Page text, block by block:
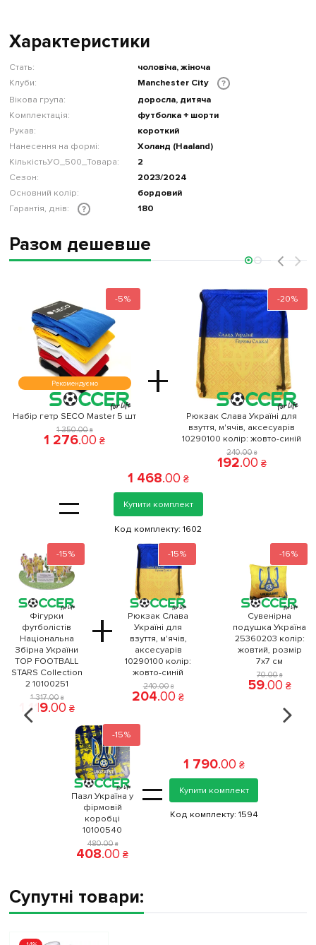
Характеристики
Стать:
чоловіча, жіноча
Клуби:
Manchester City
?
Вікова група:
доросла, дитяча
Комплектація:
футболка + шорти
Рукав:
короткий
Нанесення на формі:
Холанд (Haaland)
КількістьУО_500_Товара:
2
Сезон:
2023/2024
Основний колір:
бордовий
Гарантія, днів:
? 180
Разом дешевше
-5%
Рекомендуємо +
Набір гетр SECO Master 5 шт
1 350.00 ₴
1 276.00 ₴
-20%
Рюкзак Слава Україні для
взуття, м'ячів, аксесуарів
10290100 колiр: жовто-синій
240.00 ₴
192.00 ₴
=
1 468.00 ₴
Купити комплект
Код комплекту:1602
-15%
+
Фігурки
футболістів
Національна
Збірна України
TOP FOOTBALL
STARS Collection
2 10100251
1 317.00 ₴
1 119.00 ₴
-15%
Рюкзак Слава
Україні для
взуття, м'ячів,
аксесуарів
10290100 колiр:
жовто-синій
240.00 ₴
204.00 ₴
-16%
Сувенірна
подушка Україна
25360203 колiр:
жовтий, розмір
7x7 см
70.00 ₴
59.00 ₴
-15%
Пазл Україна у
фірмовій
коробці
10100540
480.00 ₴
408.00 ₴
=
1 790.00 ₴
Купити комплект
Код комплекту: 1594
Супутні товари: